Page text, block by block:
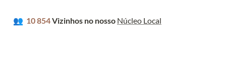
👥 10 854 Vizinhos no nosso Núcleo Local